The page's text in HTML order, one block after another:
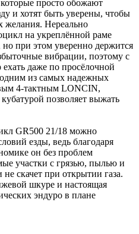
просто обожают
и хотят быть уверены, чтобы
желания. Нереально
на укреплённой раме
но при этом уверенно держится
вибрации, поэтому с
даже по просёлочной
из самых надежных
4-тактным LONCIN,
позволяет выжать
GR500 21/18 можно
езды, ведь благодаря
он без проблем
участки с грязью, пылью и
скачет при открытии газа.
шкуре и настоящая
эндуро в плане